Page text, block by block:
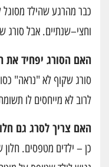
כבר מהרגע שהילד
וחצי–שנתיים. אבל סורג
האם הסורג יפחיד את
סורג שקוף לא "נראה"
לרוב לא מייחסים לו
האם צריך לסרג גם